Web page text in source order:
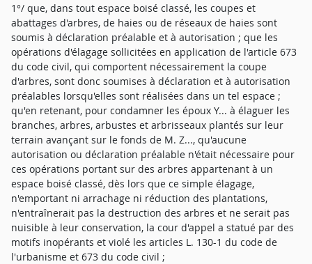
1°/ que, dans tout espace boisé classé, les coupes et
abattages d'arbres, de haies ou de réseaux de haies sont
soumis à déclaration préalable et à autorisation ; que les
opérations d'élagage sollicitées en application de l'article 673
du code civil, qui comportent nécessairement la coupe
d'arbres, sont donc soumises à déclaration et à autorisation
préalables lorsqu'elles sont réalisées dans un tel espace ;
qu'en retenant, pour condamner les époux Y... à élaguer les
branches, arbres, arbustes et arbrisseaux plantés sur leur
terrain avançant sur le fonds de M. Z..., qu'aucune
autorisation ou déclaration préalable n'était nécessaire pour
ces opérations portant sur des arbres appartenant à un
espace boisé classé, dès lors que ce simple élagage,
n'emportant ni arrachage ni réduction des plantations,
n'entraînerait pas la destruction des arbres et ne serait pas
nuisible à leur conservation, la cour d'appel a statué par des
motifs inopérants et violé les articles L. 130-1 du code de
l'urbanisme et 673 du code civil ;